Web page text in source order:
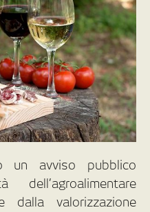
un avviso pubblico
dalla valorizzazione